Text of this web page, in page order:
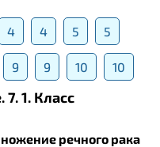
4 4 5 5
9 9 10 10
7. 1. Класс
речного рака